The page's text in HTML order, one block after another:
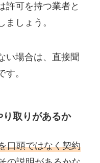
許可を持つ業者と
しょう。
い場合は、直接聞
。
取りがあるか
口頭ではなく契約